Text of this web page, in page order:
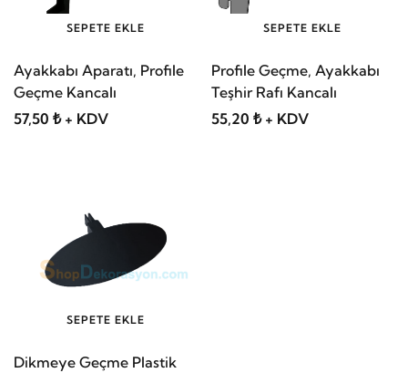
SEPETE EKLE
Ayakkabı Aparatı, Profile
Geçme Kancalı
57,50 ₺ + KDV
SEPETE EKLE
Profile Geçme, Ayakkabı
Teşhir Rafı Kancalı
55,20 ₺ + KDV
SEPETE EKLE
Dikmeye Geçme Plastik